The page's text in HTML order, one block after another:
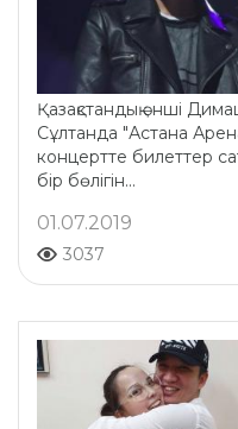
Қазақстандық әнші
Сұлтанда "Астана
концертте билеттер
бір бөлігін...
01.07.2019
3037